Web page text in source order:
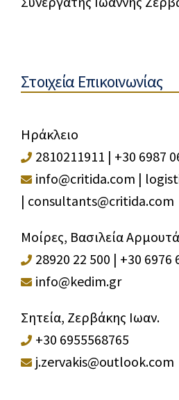
Στοιχεία Επικοινωνίας
Ηράκλειο
2810211911 | +30 6987
info@critida.com |
| consultants@critida.com
Μοίρες, Βασιλεία
28920 22 500 | +30 6976
info@kedim.gr
Σητεία, Ζερβάκης Ιωαν.
+30 6955568765
j.zervakis@outlook.com